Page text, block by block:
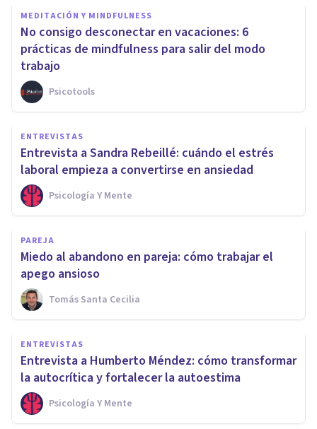
MEDITACIÓN Y MINDFULNESS
No consigo desconectar en vacaciones: 6
prácticas de mindfulness para salir del modo
trabajo
Psicotools
ENTREVISTAS
Entrevista a Sandra Rebeillé: cuándo el estrés
laboral empieza a convertirse en ansiedad
Psicología Y Mente
PAREJA
Miedo al abandono en pareja: cómo trabajar el
apego ansioso
Tomás Santa Cecilia
ENTREVISTAS
Entrevista a Humberto Méndez: cómo transformar
la autocrítica y fortalecer la autoestima
Psicología Y Mente